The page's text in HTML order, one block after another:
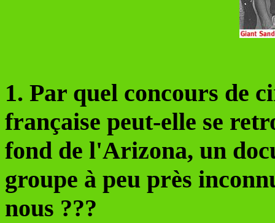
1. Par quel concours de
française peut-elle se
fond de l'Arizona, un
groupe à peu près
nous ???